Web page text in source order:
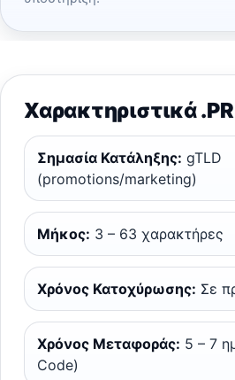
Χαρακτηριστικά
Σημασία Κατάληξης: gTLD
(promotions/marketing)
Μήκος: 3 – 63 χαρακτήρες
Χρόνος Κατοχύρωσης: Σε
Χρόνος Μεταφοράς: 5 – 7
Code)